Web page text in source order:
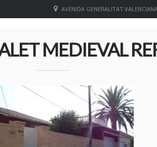
AVENIDA GENERALITAT
MEDIEVAL